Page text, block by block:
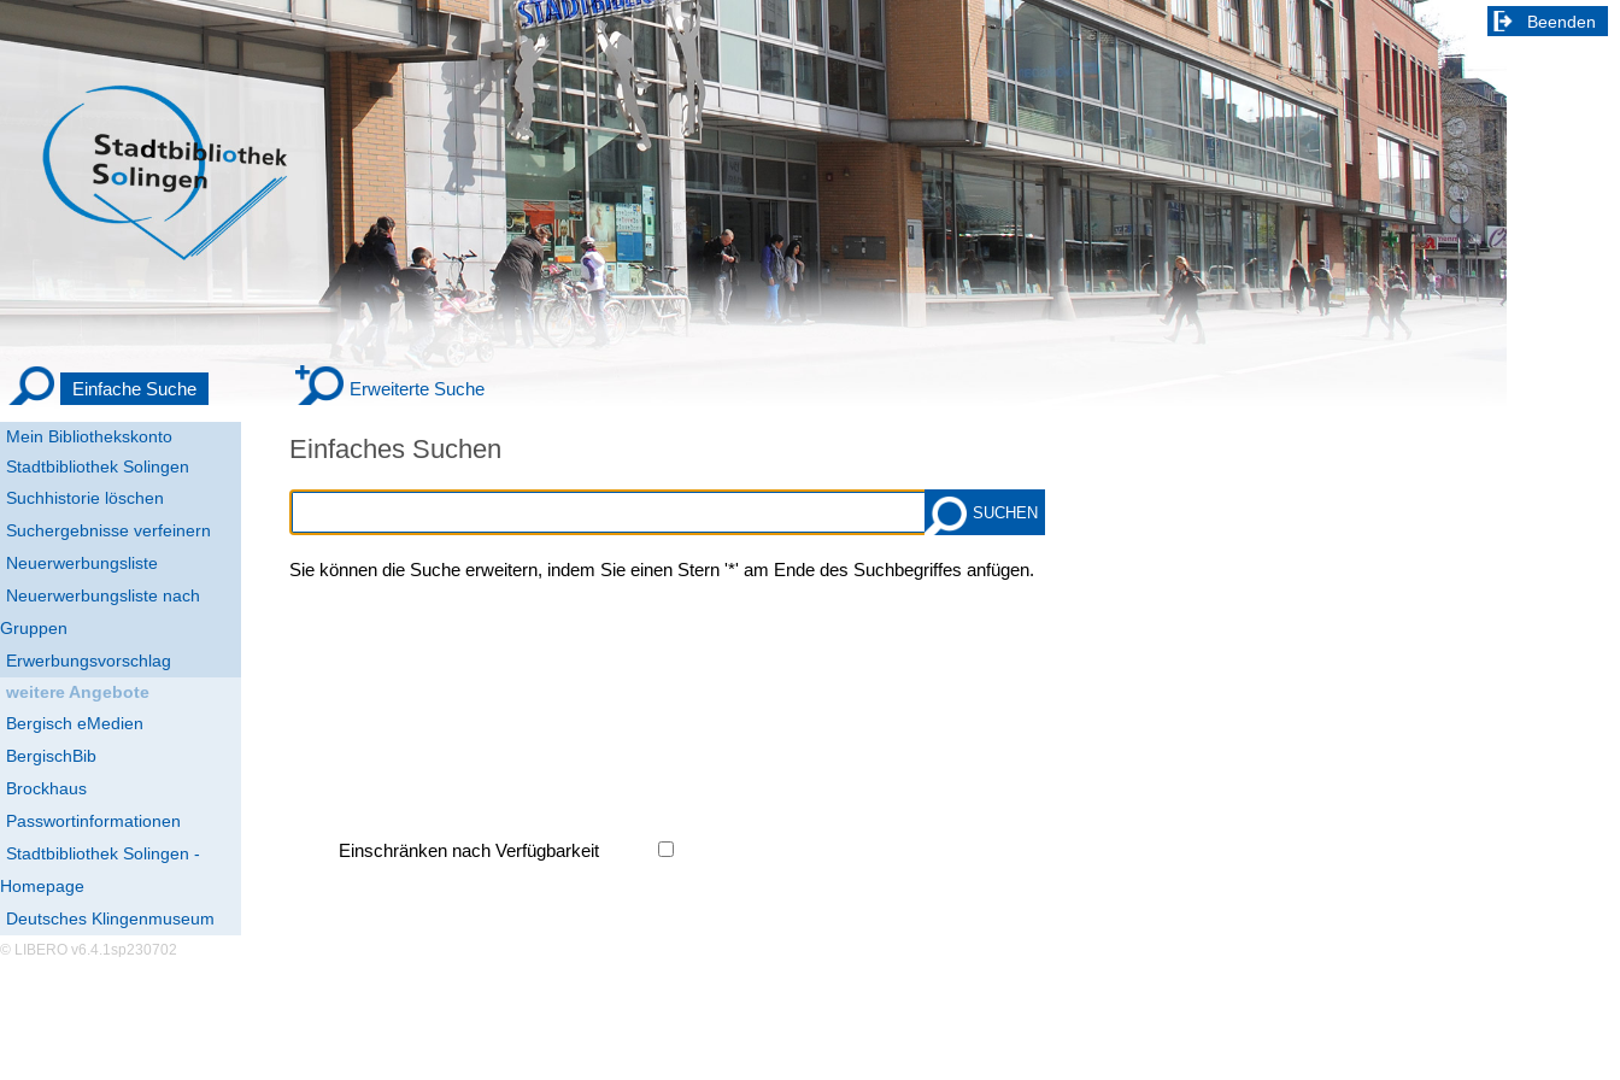
Mein Bibliothekskonto
Stadtbibliothek Solingen
Einfache Suche Erweiterte Suche
Suchhistorie löschen
Suchergebnisse verfeinern
Beenden
Neuerwerbungsliste
Neuerwerbungsliste nach
Gruppen
Erwerbungsvorschlag
weitere Angebote
Bergisch eMedien
BergischBib
Brockhaus
Passwortinformationen
Stadtbibliothek Solingen -
Homepage
Deutsches Klingenmuseum
© LIBERO v6.4.1sp230702
Einfaches Suchen
Sie können die Suche erweitern, indem Sie einen Stern '*' am Ende des Suchbegriffes anfügen.
Einschränken nach Verfügbarkeit